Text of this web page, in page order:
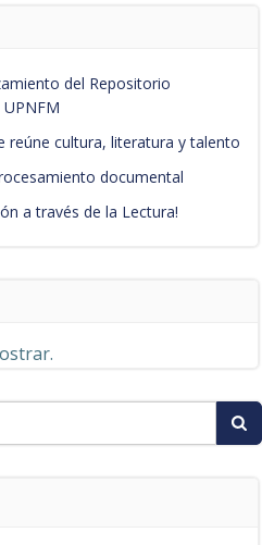
del Repositorio
reúne cultura, literatura y talento
documental
a través de la Lectura!